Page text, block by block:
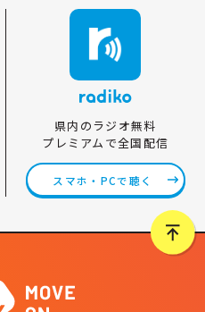
県内のラジオ無料
プレミアムで全国配信
スマホ・PCで聴く